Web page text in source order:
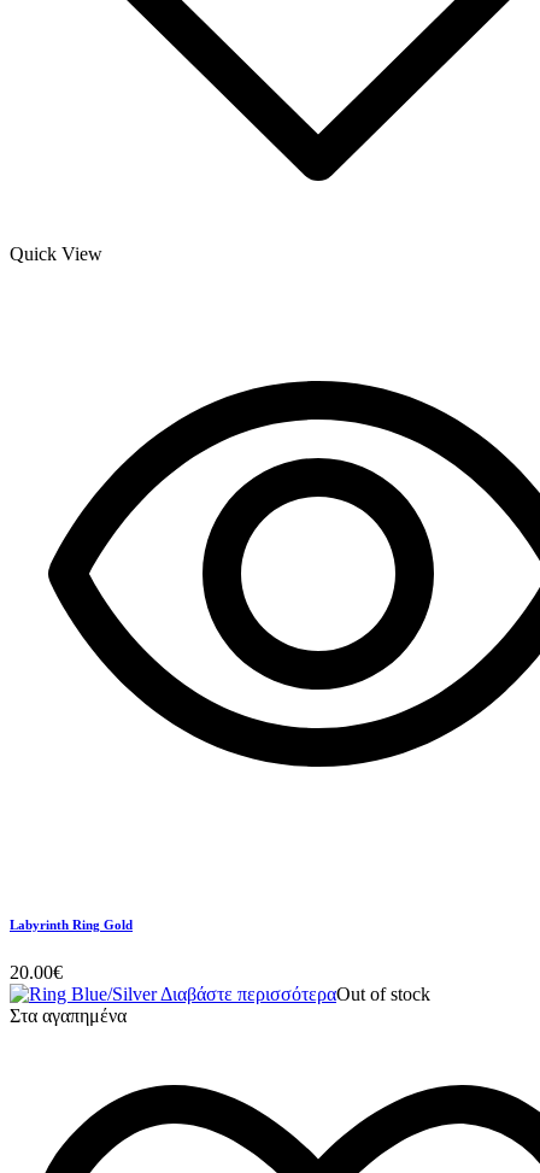
Quick View
Labyrinth Ring Gold
20.00€
Διαβάστε περισσότεραOut of stock
Στα αγαπημένα